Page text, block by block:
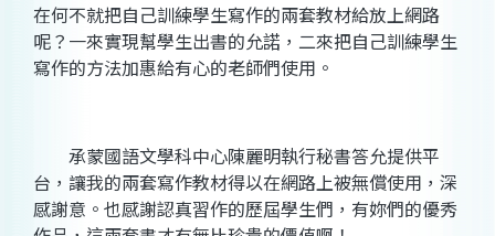
在何不就把自己訓練學生寫作的兩套教材給放上網路
呢？一來實現幫學生出書的允諾，二來把自己訓練學生
寫作的方法加惠給有心的老師們使用。
承蒙國語文學科中心陳麗明執行秘書答允提供平
台，讓我的兩套寫作教材得以在網路上被無償使用，深
感謝意。也感謝認真習作的歷屆學生們，有妳們的優秀